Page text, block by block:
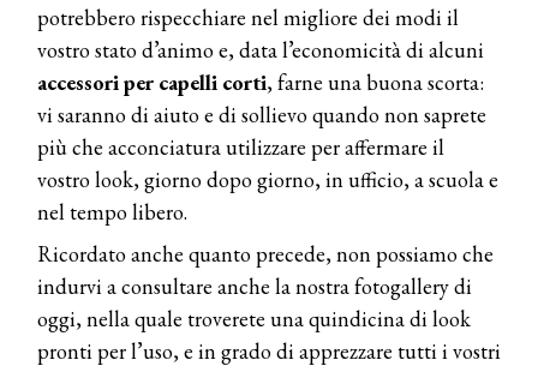
potrebbero rispecchiare nel migliore dei modi il
vostro stato d’animo e, data l’economicità di alcuni
accessori per capelli corti, farne una buona scorta:
vi saranno di aiuto e di sollievo quando non saprete
più che acconciatura utilizzare per affermare il
vostro look, giorno dopo giorno, in ufficio, a scuola e
nel tempo libero.
Ricordato anche quanto precede, non possiamo che
indurvi a consultare anche la nostra fotogallery di
oggi, nella quale troverete una quindicina di look
pronti per l’uso, e in grado di apprezzare tutti i vostri